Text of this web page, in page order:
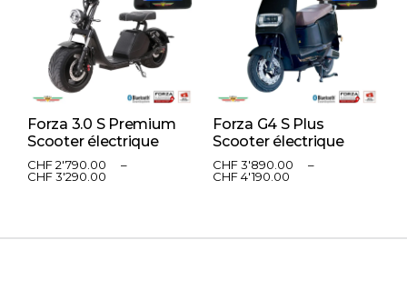
Forza 3.0 S Premium
Scooter électrique
CHF2'790.00
–
CHF3'290.00
Forza G4 S Plus
Scooter électrique
CHF3'890.00
–
CHF4'190.00